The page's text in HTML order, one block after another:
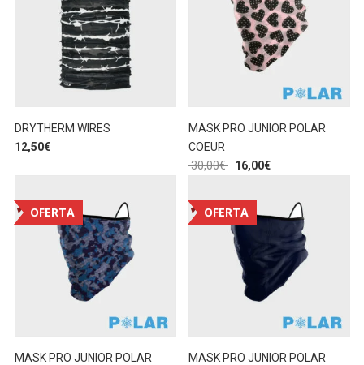
DRYTHERM WIRES
12,50€
MASK PRO JUNIOR POLAR
COEUR
30,00€ 16,00€
OFERTA
MASK PRO JUNIOR POLAR
OFERTA
MASK PRO JUNIOR POLAR